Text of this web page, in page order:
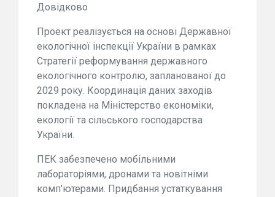
Довідково
Проект реалізується на основі Державної
екологічної інспекції України в рамках
Стратегії реформування державного
екологічного контролю, запланованої до
2029 року. Координація даних заходів
покладена на Міністерство економіки,
екології та сільського господарства
України.
ПЕК забезпечено мобільними
лабораторіями, дронами та новітніми
комп'ютерами. Придбання устаткування